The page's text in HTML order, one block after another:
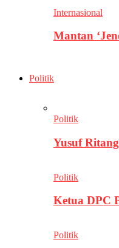
Internasional
Mantan
Politik
Politik
Yusuf
Politik
Ketua DPC
Politik